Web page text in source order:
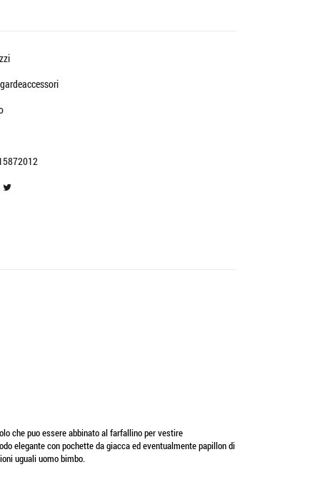
che puo essere abbinato al farfallino per vestire
elegante con pochette da giacca ed eventualmente papillon di
uguali uomo bimbo.